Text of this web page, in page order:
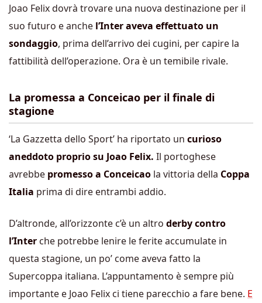
Joao Felix dovrà trovare una nuova destinazione per il
suo futuro e anche l’Inter aveva effettuato un
sondaggio, prima dell’arrivo dei cugini, per capire la
fattibilità dell’operazione. Ora è un temibile rivale.
La promessa a Conceicao per il finale di
stagione
‘La Gazzetta dello Sport’ ha riportato un curioso
aneddoto proprio su Joao Felix. Il portoghese
avrebbe promesso a Conceicao la vittoria della Coppa
Italia prima di dire entrambi addio.
D’altronde, all’orizzonte c’è un altro derby contro
l’Inter che potrebbe lenire le ferite accumulate in
questa stagione, un po’ come aveva fatto la
Supercoppa italiana. L’appuntamento è sempre più
importante e Joao Felix ci tiene parecchio a fare bene. E